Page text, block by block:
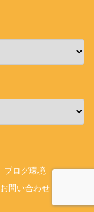
ブログ環境
お問い合わせ